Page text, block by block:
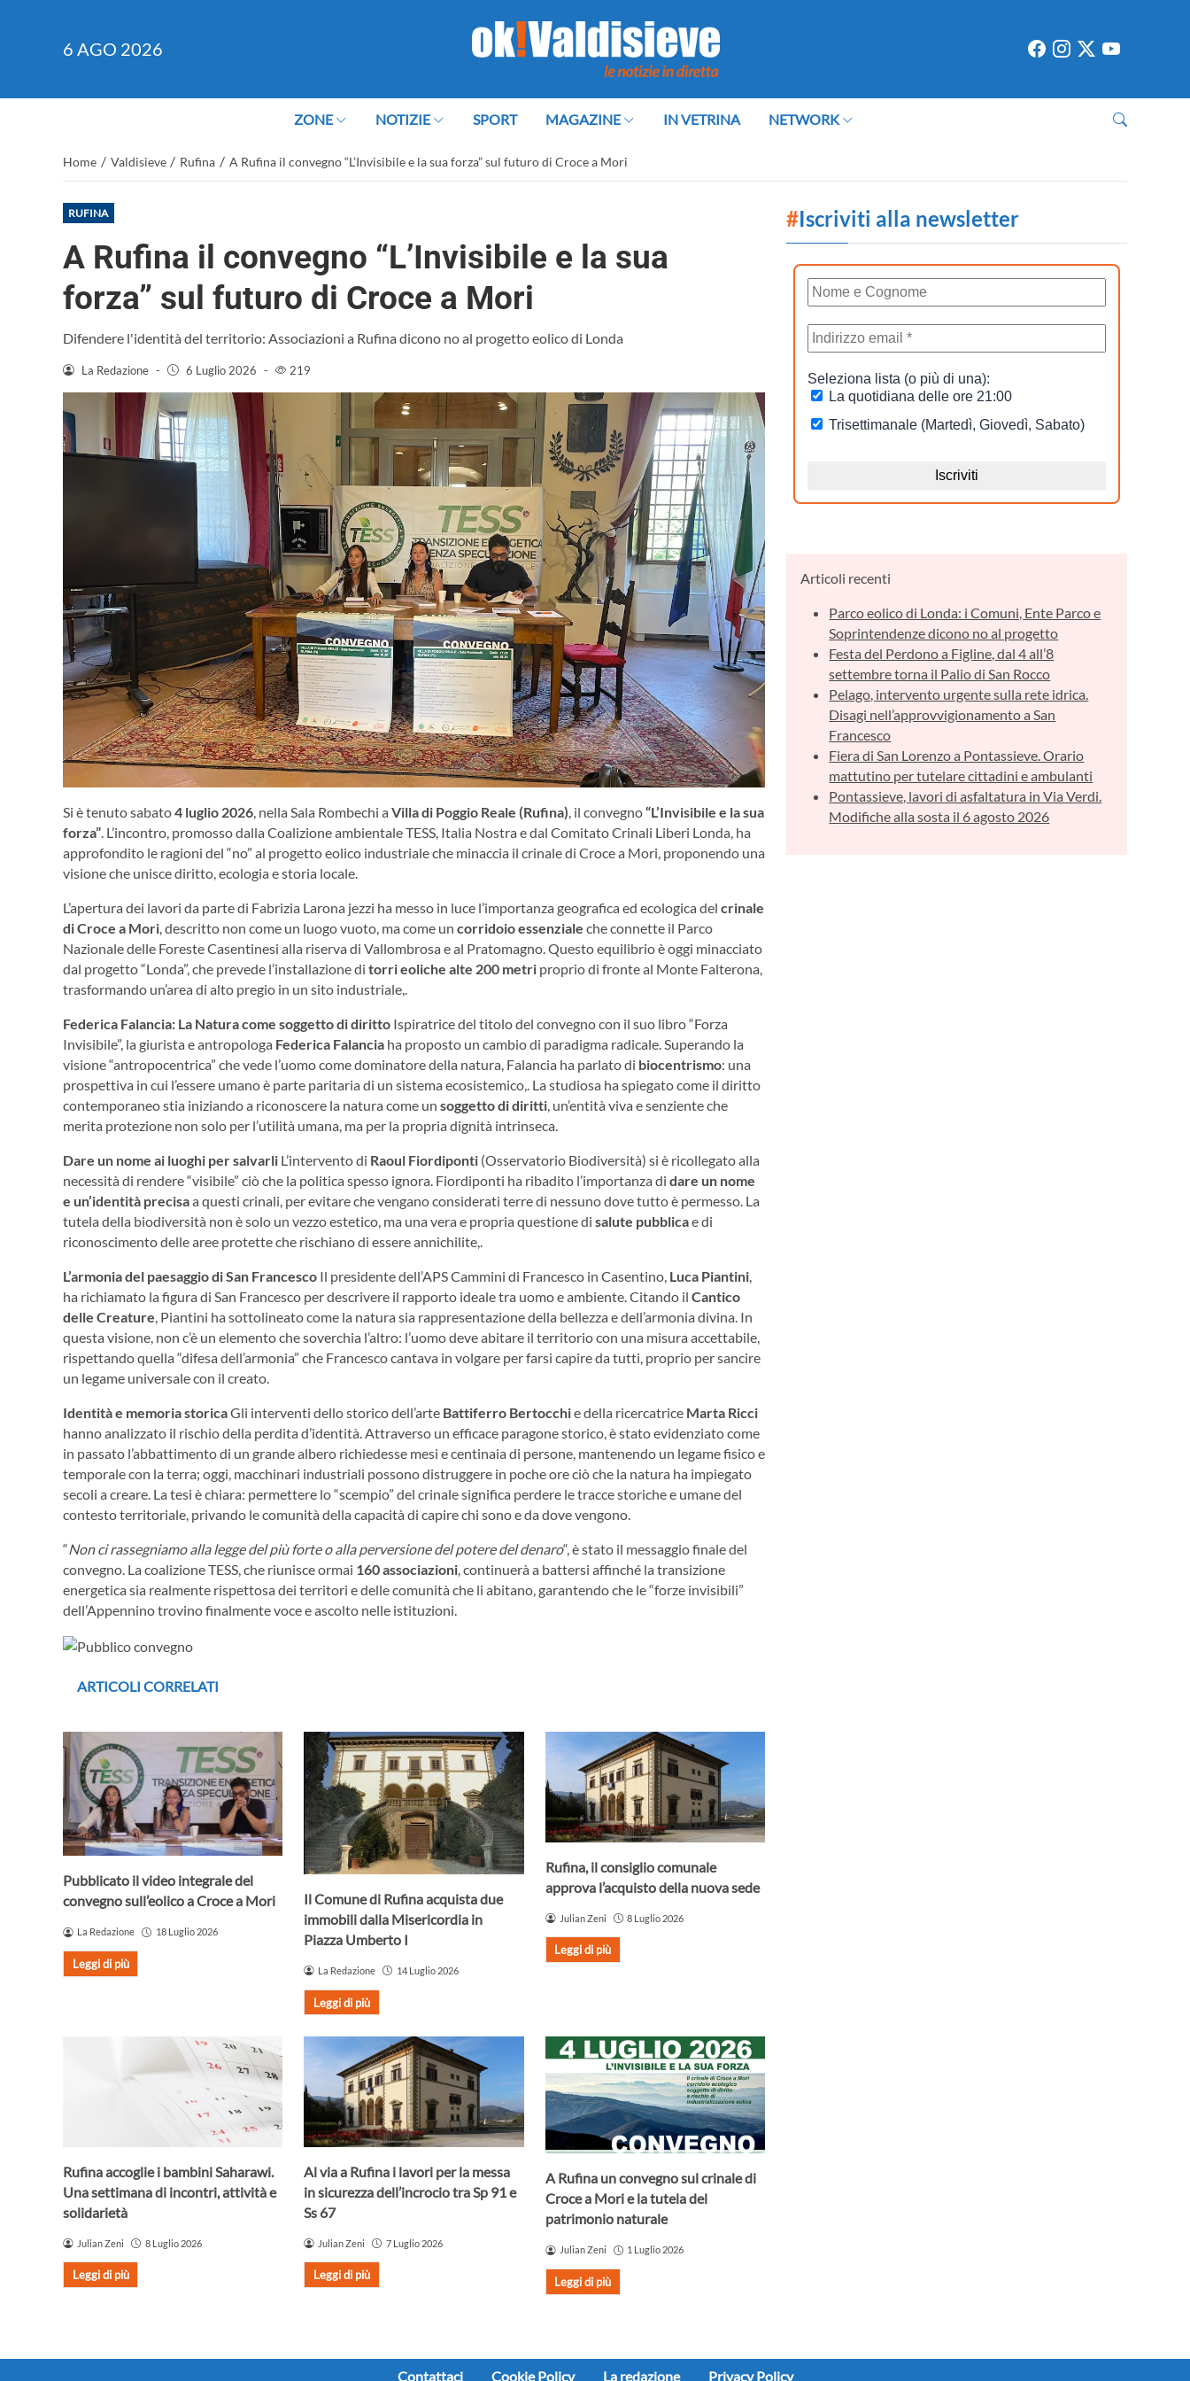
6 AGO 2026
ZONE NOTIZIE SPORT MAGAZINE IN VETRINA NETWORK
Home / Valdisieve / Rufina / A Rufina il convegno “L’Invisibile e la sua forza” sul futuro di Croce a Mori
RUFINA
A Rufina il convegno “L’Invisibile e la sua
forza” sul futuro di Croce a Mori
Difendere l'identità del territorio: Associazioni a Rufina dicono no al progetto eolico di Londa
La Redazione - 6 Luglio 2026 - 219
Si è tenuto sabato4 luglio 2026, nella Sala Rombechi a Villa di Poggio Reale (Rufina), il convegno“L’Invisibile e la sua
forza”. L’incontro, promosso dalla Coalizione ambientale TESS, Italia Nostra e dal Comitato Crinali Liberi Londa, ha
approfondito le ragioni del “no” al progetto eolico industriale che minaccia il crinale di Croce a Mori, proponendo una
visione che unisce diritto, ecologia e storia locale.
L’apertura dei lavori da parte di Fabrizia Larona jezzi ha messo in luce l’importanza geografica ed ecologica del crinale
di Croce a Mori, descritto non come un luogo vuoto, ma come un corridoio essenziale che connette il Parco
Nazionale delle Foreste Casentinesi alla riserva di Vallombrosa e al Pratomagno. Questo equilibrio è oggi minacciato
dal progetto “Londa”, che prevede l’installazione di torri eoliche alte 200 metri proprio di fronte al Monte Falterona,
trasformando un’area di alto pregio in un sito industriale,.
Federica Falancia: La Natura come soggetto di diritto Ispiratrice del titolo del convegno con il suo libro “Forza
Invisibile”, la giurista e antropologa Federica Falancia ha proposto un cambio di paradigma radicale. Superando la
visione “antropocentrica” che vede l’uomo come dominatore della natura, Falancia ha parlato di biocentrismo: una
prospettiva in cui l’essere umano è parte paritaria di un sistema ecosistemico,. La studiosa ha spiegato come il diritto
contemporaneo stia iniziando a riconoscere la natura come un soggetto di diritti, un’entità viva e senziente che
merita protezione non solo per l’utilità umana, ma per la propria dignità intrinseca.
Dare un nome ai luoghi per salvarli L’intervento di Raoul Fiordiponti (Osservatorio Biodiversità) si è ricollegato alla
necessità di rendere “visibile” ciò che la politica spesso ignora. Fiordiponti ha ribadito l’importanza di dare un nome
e un’identità precisaa questi crinali, per evitare che vengano considerati terre di nessuno dove tutto è permesso. La
tutela della biodiversità non è solo un vezzo estetico, ma una vera e propria questione di salute pubblicae di
riconoscimento delle aree protette che rischiano di essere annichilite,.
L’armonia del paesaggio di San Francesco Il presidente dell’APS Cammini di Francesco in Casentino, Luca Piantini,
ha richiamato la figura di San Francesco per descrivere il rapporto ideale tra uomo e ambiente. Citando il Cantico
delle Creature, Piantini ha sottolineato come la natura sia rappresentazione della bellezza e dell’armonia divina. In
questa visione, non c’è un elemento che soverchia l’altro: l’uomo deve abitare il territorio con una misura accettabile,
rispettando quella “difesa dell’armonia” che Francesco cantava in volgare per farsi capire da tutti, proprio per sancire
un legame universale con il creato.
Identità e memoria storicaGli interventi dello storico dell’arte Battiferro Bertocchie della ricercatrice Marta Ricci
hanno analizzato il rischio della perdita d’identità. Attraverso un efficace paragone storico, è stato evidenziato come
in passato l’abbattimento di un grande albero richiedesse mesi e centinaia di persone, mantenendo un legame fisico e
temporale con la terra; oggi, macchinari industriali possono distruggere in poche ore ciò che la natura ha impiegato
secoli a creare. La tesi è chiara: permettere lo “scempio” del crinale significa perdere le tracce storiche e umane del
contesto territoriale, privando le comunità della capacità di capire chi sono e da dove vengono.
“Non ci rassegniamo alla legge del più forte o alla perversione del potere del denaro“, è stato il messaggio finale del
convegno. La coalizione TESS, che riunisce ormai 160 associazioni, continuerà a battersi affinché la transizione
energetica sia realmente rispettosa dei territori e delle comunità che li abitano, garantendo che le “forze invisibili”
dell’Appennino trovino finalmente voce e ascolto nelle istituzioni.
ARTICOLI CORRELATI
Pubblicato il video integrale del
convegno sull’eolico a Croce a Mori
La Redazione 18 Luglio 2026
Leggi di più
Il Comune di Rufina acquista due
immobili dalla Misericordia in
Piazza Umberto I
La Redazione 14 Luglio 2026
Leggi di più
Rufina, il consiglio comunale
approva l’acquisto della nuova sede
Julian Zeni 8 Luglio 2026
Leggi di più
Rufina accoglie i bambini Saharawi.
Una settimana di incontri, attività e
solidarietà
Julian Zeni 8 Luglio 2026
Leggi di più
Al via a Rufina i lavori per la messa
in sicurezza dell’incrocio tra Sp 91 e
Ss 67
Julian Zeni 7 Luglio 2026
Leggi di più
A Rufina un convegno sul crinale di
Croce a Mori e la tutela del
patrimonio naturale
Julian Zeni 1 Luglio 2026
Leggi di più
#Iscriviti alla newsletter
Articoli recenti
Parco eolico di Londa: i Comuni, Ente Parco e
Soprintendenze dicono no al progetto
Festa del Perdono a Figline, dal 4 all’8
settembre torna il Palio di San Rocco
Pelago, intervento urgente sulla rete idrica.
Disagi nell’approvvigionamento a San
Francesco
Fiera di San Lorenzo a Pontassieve. Orario
mattutino per tutelare cittadini e ambulanti
Pontassieve, lavori di asfaltatura in Via Verdi.
Modifiche alla sosta il 6 agosto 2026
Contattaci Cookie Policy La redazione Privacy Policy